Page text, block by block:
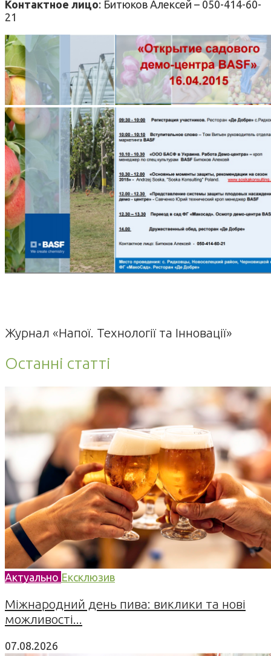
Контактное лицо: Битюков Алексей – 050-414-60-
21
Журнал «Напої. Технології та Інновації»
Останні статті
Актуально Ексклюзив
Міжнародний день пива: виклики та нові
можливості...
07.08.2026